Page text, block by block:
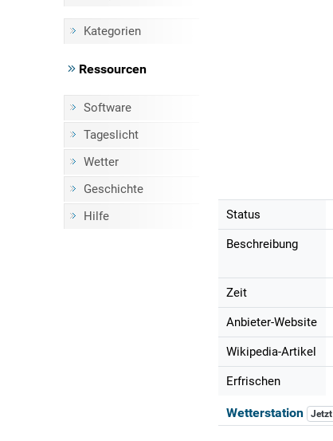
Kategorien
Ressourcen
Software
Tageslicht
Wetter
Geschichte
Hilfe
Status
Beschreibung
Zeit
Anbieter-Website
Wikipedia-Artikel
Erfrischen
Wetterstation Jetzt